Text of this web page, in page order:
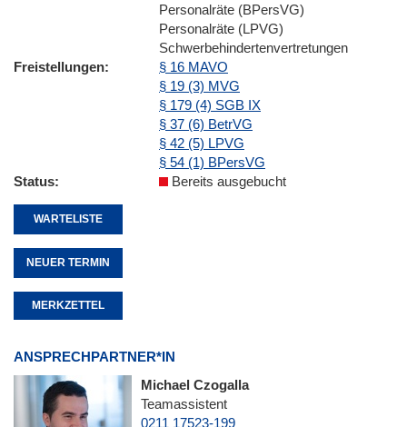
Personalräte (BPersVG)
Personalräte (LPVG)
Schwerbehindertenvertretungen
Freistellungen
§ 16 MAVO
§ 19 (3) MVG
§ 179 (4) SGB IX
§ 37 (6) BetrVG
§ 42 (5) LPVG
§ 54 (1) BPersVG
Status
Bereits ausgebucht
WARTELISTE
NEUER TERMIN
MERKZETTEL
ANSPRECHPARTNER*IN
Michael Czogalla
Teamassistent
0211 17523-199